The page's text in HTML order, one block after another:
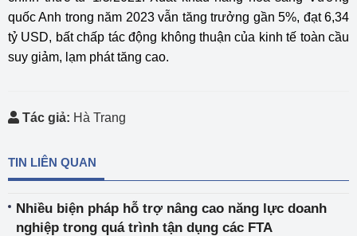
quốc Anh trong năm 2023 vẫn tăng trưởng gần 5%, đạt 6,34
tỷ USD, bất chấp tác động không thuận của kinh tế toàn cầu
suy giảm, lạm phát tăng cao.
Tác giả: Hà Trang
TIN LIÊN QUAN
Nhiều biện pháp hỗ trợ nâng cao năng lực doanh
nghiệp trong quá trình tận dụng các FTA